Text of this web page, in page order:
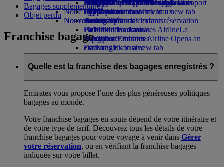
Parking à l'aéroportParking à l'aéroport
Opens an external link in a new tab
Boissons
Notre flotte
Boeing 777
L’A380 d’Emirates
L’A350 d’Emirates
Emirates Executive
Plan des sièges
Divertissements pour les enfants
Jouets pour enfants
Activités pour les enfants
Politique environnementale
Rapports environnementaux
Nos communautés
La Fondation Emirates AirlineLa
Fondation Emirates Airline Opens an
external link in a new tab
Parrainages
Nice-Dubai
Lyon-Dubai
Nouvelles destinations
Helsinki
Hangzhou
Da Nang
Shenzhen
Siem Reap
Se connecter à Emirates Skywards
Skywards+
Téléphone portable et l'application
Emirates
Annuler ou modifier une réservation
Perturbations de vols
À propos d’Emirates
Bagages supplémentaires
Objet perdu
Franchise bagage
Quelle est la franchise des bagages enregistrés ?
Emirates vous propose l’une des plus généreuses politiques
bagages au monde.
Votre franchise bagages en soute dépend de votre itinéraire et
de votre type de tarif. Découvrez tous les détails de votre
franchise bagages pour votre voyage à venir dans Gérer
votre réservation, ou en vérifiant la franchise bagages
indiquée sur votre billet.